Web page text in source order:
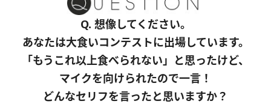
Q. 想像してください。
あなたは大食いコンテストに出場しています。
「もうこれ以上食べられない」と思ったけど、
マイクを向けられたので一言！
どんなセリフを言ったと思いますか？